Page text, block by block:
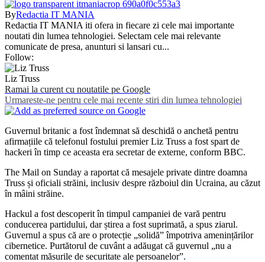
ByRedactia IT MANIA
Redactia IT MANIA iti ofera in fiecare zi cele mai importante
noutati din lumea tehnologiei. Selectam cele mai relevante
comunicate de presa, anunturi si lansari cu...
Follow:
Liz Truss
Ramai la curent cu noutatile pe Google
Urmareste-ne pentru cele mai recente stiri din lumea tehnologiei
Guvernul britanic a fost îndemnat să deschidă o anchetă pentru
afirmațiile că telefonul fostului premier Liz Truss a fost spart de
hackeri în timp ce aceasta era secretar de externe, conform BBC.
The Mail on Sunday a raportat că mesajele private dintre doamna
Truss și oficiali străini, inclusiv despre războiul din Ucraina, au căzut
în mâini străine.
Hackul a fost descoperit în timpul campaniei de vară pentru
conducerea partidului, dar știrea a fost suprimată, a spus ziarul.
Guvernul a spus că are o protecție „solidă” împotriva amenințărilor
cibernetice. Purtătorul de cuvânt a adăugat că guvernul „nu a
comentat măsurile de securitate ale persoanelor”.